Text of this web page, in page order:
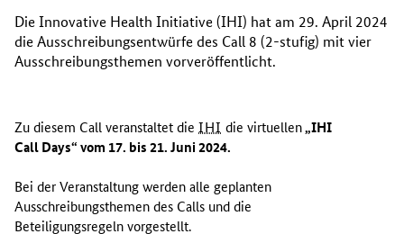
DieInnovative Health Initiative (IHI) hat am 29. April 2024
die Ausschreibungsentwürfe des Call 8 (2-stufig) mit vier
Ausschreibungsthemen vorveröffentlicht.
Zu diesem Call veranstaltet die IHI die virtuellen„IHI
Call Days“ vom 17. bis 21. Juni 2024.
Bei der Veranstaltung werden alle geplanten
Ausschreibungsthemen des Calls und die
Beteiligungsregeln vorgestellt.